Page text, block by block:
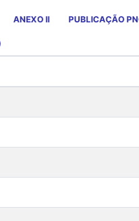
ANEXO II PUBLICAÇÃO